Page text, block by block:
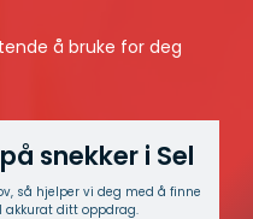
å bruke for deg
snekker i Sel
så hjelper vi deg med å finne
akkurat ditt oppdrag.